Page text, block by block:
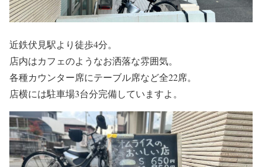
近鉄伏見駅より徒歩4分。
店内はカフェのようなお洒落な雰囲気。
各種カウンター席にテーブル席など全22席。
店横には駐車場3台分完備していますよ。